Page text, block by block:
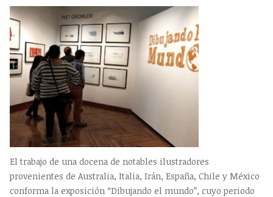
El trabajo de una docena de notables ilustradores
provenientes de Australia, Italia, Irán, España, Chile y México
conforma la exposición “Dibujando el mundo”, cuyo periodo